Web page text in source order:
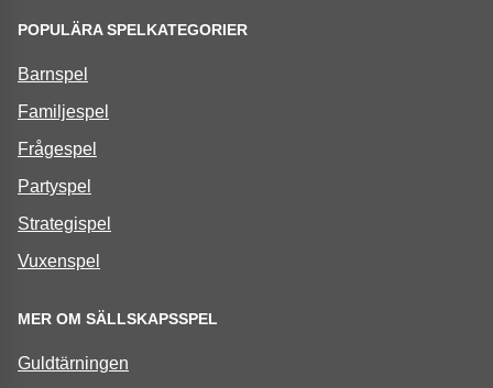
POPULÄRA SPELKATEGORIER
Barnspel
Familjespel
Frågespel
Partyspel
Strategispel
Vuxenspel
MER OM SÄLLSKAPSSPEL
Guldtärningen